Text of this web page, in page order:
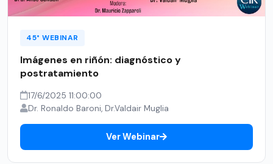
45° WEBINAR
Imágenes en riñón: diagnóstico y
postratamiento
17/6/2025 11:00:00
Dr. Ronaldo Baroni, Dr.Valdair Muglia
Ver Webinar